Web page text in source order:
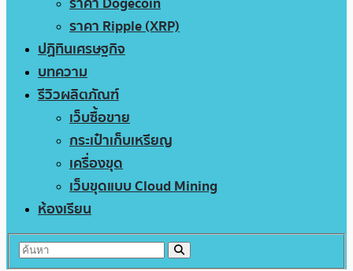
ราคา Ripple (XRP)
ปฏิทินเศรษฐกิจ
บทความ
รีวิวผลิตภัณฑ์
เว็บซื้อขาย
กระเป๋าเก็บเหรียญ
เครื่องขุด
เว็บขุดแบบ Cloud Mining
ห้องเรียน